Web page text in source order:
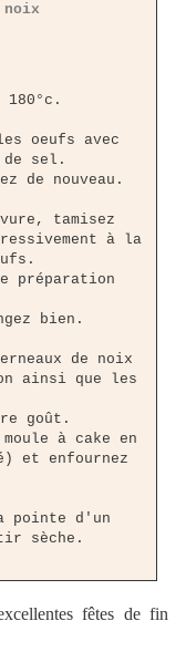
noix
oeufs avec
sel.
de nouveau.
tamisez
à la
préparation
bien.
de noix
ainsi que les
goût.
à cake en
et enfournez
pointe d'un
sèche.
fêtes de fin